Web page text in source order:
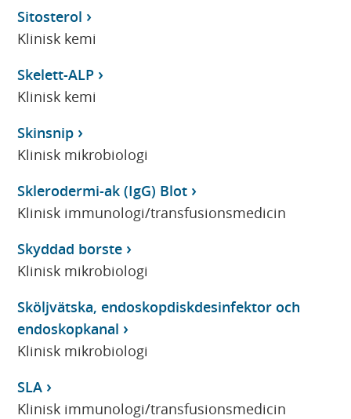
Sitosterol
Klinisk kemi
Skelett-ALP
Klinisk kemi
Skinsnip
Klinisk mikrobiologi
Sklerodermi-ak (IgG) Blot
Klinisk immunologi/transfusionsmedicin
Skyddad borste
Klinisk mikrobiologi
Sköljvätska, endoskopdiskdesinfektor och
endoskopkanal
Klinisk mikrobiologi
SLA
Klinisk immunologi/transfusionsmedicin